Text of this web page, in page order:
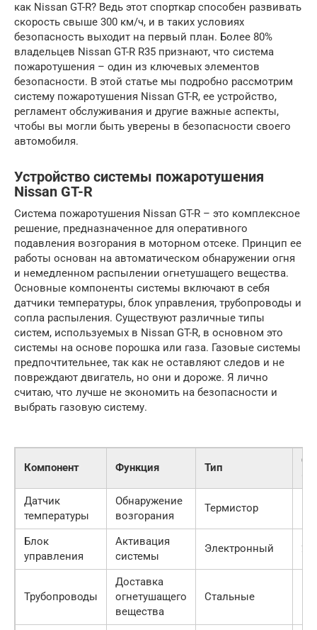
как Nissan GT-R? Ведь этот спорткар способен развивать
скорость свыше 300 км/ч, и в таких условиях
безопасность выходит на первый план. Более 80%
владельцев Nissan GT-R R35 признают, что система
пожаротушения – один из ключевых элементов
безопасности. В этой статье мы подробно рассмотрим
систему пожаротушения Nissan GT-R, ее устройство,
регламент обслуживания и другие важные аспекты,
чтобы вы могли быть уверены в безопасности своего
автомобиля.
Устройство системы пожаротушения
Nissan GT-R
Система пожаротушения Nissan GT-R – это комплексное
решение, предназначенное для оперативного
подавления возгорания в моторном отсеке. Принцип ее
работы основан на автоматическом обнаружении огня
и немедленном распылении огнетушащего вещества.
Основные компоненты системы включают в себя
датчики температуры, блок управления, трубопроводы и
сопла распыления. Существуют различные типы
систем, используемых в Nissan GT-R, в основном это
системы на основе порошка или газа. Газовые системы
предпочтительнее, так как не оставляют следов и не
повреждают двигатель, но они и дороже. Я лично
считаю, что лучше не экономить на безопасности и
выбрать газовую систему.
Компонент Функция Тип
Датчик
температуры
Обнаружение
возгорания
Термистор
Блок
управления
Активация
системы
Электронный
Трубопроводы
Доставка
огнетушащего
вещества
Стальные